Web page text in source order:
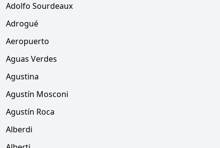
Adolfo Sourdeaux
Adrogué
Aeropuerto
Aguas Verdes
Agustina
Agustín Mosconi
Agustín Roca
Alberdi